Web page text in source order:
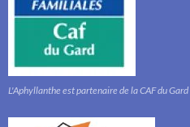
L'Aphyllanthe est partenaire de la CAF du Gard